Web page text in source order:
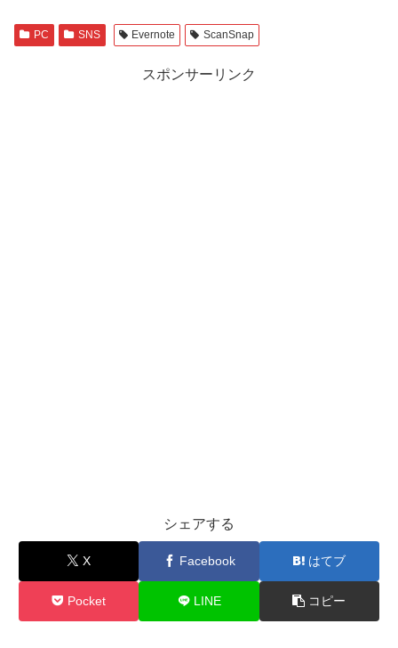
PC SNS Evernote ScanSnap
スポンサーリンク
シェアする
X Facebook はてブ
Pocket LINE コピー